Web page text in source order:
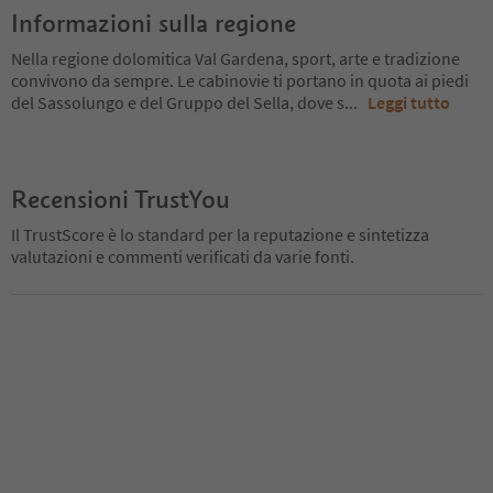
Informazioni sulla regione
Nella regione dolomitica Val Gardena, sport, arte e tradizione
convivono da sempre. Le cabinovie ti portano in quota ai piedi
del Sassolungo e del Gruppo del Sella, dove s... Leggi tutto
Recensioni TrustYou
Il TrustScore è lo standard per la reputazione e sintetizza
valutazioni e commenti verificati da varie fonti.